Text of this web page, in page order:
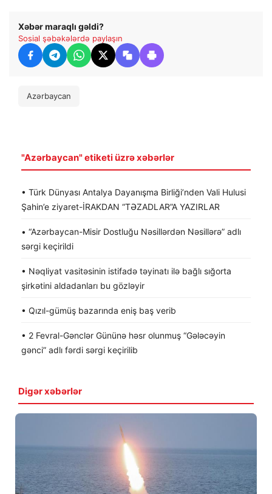
Xəbər maraqlı gəldi?
Sosial şəbəkələrdə paylaşın
Azərbaycan
"Azərbaycan" etiketi üzrə xəbərlər
• Türk Dünyası Antalya Dayanışma Birliği’nden Vali Hulusi
Şahin’e ziyaret-İRAKDAN “TƏZADLAR”A YAZIRLAR
• “Azərbaycan-Misir Dostluğu Nəsillərdən Nəsillərə” adlı
sərgi keçirildi
• Nəqliyat vasitəsinin istifadə təyinatı ilə bağlı sığorta
şirkətini aldadanları bu gözləyir
• Qızıl-gümüş bazarında eniş baş verib
• 2 Fevral-Gənclər Gününə həsr olunmuş “Gələcəyin
gənci” adlı fərdi sərgi keçirilib
Digər xəbərlər